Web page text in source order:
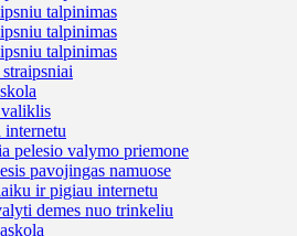
talpinimas
talpinimas
talpinimas
internetu
pelesio valymo priemone
pavojingas namuose
ir pigiau internetu
demes nuo trinkeliu